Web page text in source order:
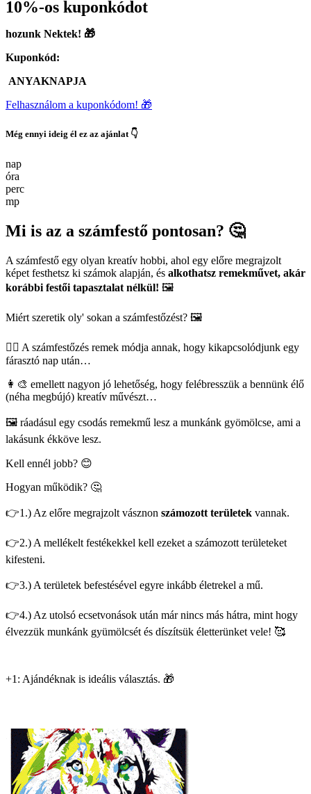
10%-os kuponkódot
hozunk Nektek! 🎁
Kuponkód:
ANYAKNAPJA
Felhasználom a kuponkódom! 🎁
Még ennyi ideig él ez az ajánlat 👇
nap
óra
perc
mp
Mi is az a számfestő pontosan? 🤔
A számfestő egy olyan kreatív hobbi, ahol egy előre megrajzolt
képet festhetsz ki számok alapján, és alkothatsz remekművet, akár
korábbi festői tapasztalat nélkül! 🖼️
Miért szeretik oly' sokan a számfestőzést? 🖼️
🧘‍♀️ A számfestőzés remek módja annak, hogy kikapcsolódjunk egy
fárasztó nap után…
👩‍🎨 emellett nagyon jó lehetőség, hogy felébresszük a bennünk élő
(néha megbújó) kreatív művészt…
🖼️ ráadásul egy csodás remekmű lesz a munkánk gyömölcse, ami a
lakásunk ékköve lesz.
Kell ennél jobb? 😊
Hogyan működik? 🤔
👉1.) Az előre megrajzolt vásznon számozott területek vannak.
👉2.) A mellékelt festékekkel kell ezeket a számozott területeket
kifesteni.
👉3.) A területek befestésével egyre inkább életrekel a mű.
👉4.) Az utolsó ecsetvonások után már nincs más hátra, mint hogy
élvezzük munkánk gyümölcsét és díszítsük életterünket vele! 🥰
+1: Ajándéknak is ideális választás. 🎁